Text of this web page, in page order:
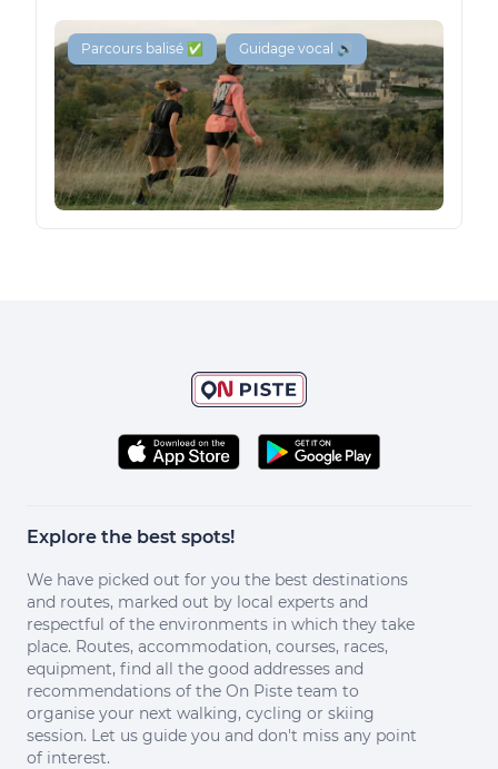
Parcours balisé ✅ Guidage vocal 🔊
Explore the best spots!
We have picked out for you the best destinations
and routes, marked out by local experts and
respectful of the environments in which they take
place. Routes, accommodation, courses, races,
equipment, find all the good addresses and
recommendations of the On Piste team to
organise your next walking, cycling or skiing
session. Let us guide you and don't miss any point
of interest.